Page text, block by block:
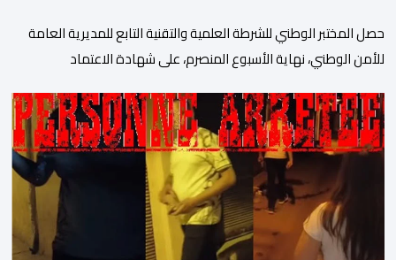
حصل المختبر الوطني للشرطة العلمية والتقنية التابع للمديرية العامة
للأمن الوطني، نهاية الأسبوع المنصرم، على شهادة الاعتماد
مختلف التخصصات والخبرات الشرعية، بما فيها فروع البيولوجيا والكيمياء،
وتدقيق وفحص الوثائق، والحرائق والمتفجرات، وكذا الآثار الرقمية
والمخدرات والمواد السمومية.وكانت المنظمة الأمريكية للاعتماد
والتقييس ″The ANSI National Accreditation Board″، المختصة […]